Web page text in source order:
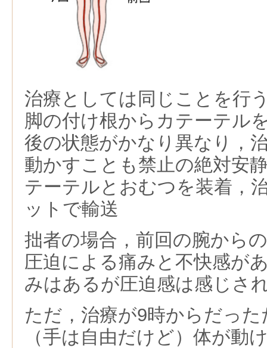
治療としては同じことを行
脚の付け根からカテーテル
後の状態がかなり異なり，
動かすことも禁止の絶対安
テーテルとおむつを装着，
ットで輸送
拙者の場合，前回の腕から
圧迫による痛みと不快感が
みはあるが圧迫感は感じさ
ただ，治療が9時からだっ
（手は自由だけど）体が動